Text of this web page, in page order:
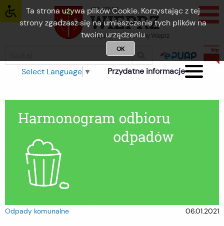
Ta strona używa plików Cookie. Korzystając z tej
strony zgadzasz się na umieszczenie tych plików na
twoim urządzeniu
OK
Select Language ▼ Przydatne informacje
Odpady komunalne 06.01.2021